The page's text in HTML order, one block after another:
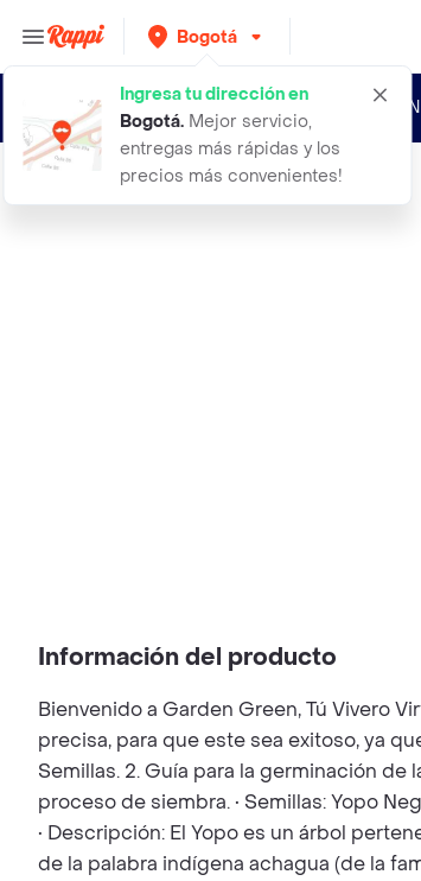
Bogotá
Ingresa tu dirección en
Bogotá. Mejor servicio,
entregas más rápidas y los
precios más convenientes!
60 semillas organicas de bonsai yop
Información del producto
Bienvenido a Garden Green, Tú Vivero
precisa, para que este sea exitoso, ya
Semillas. 2. Guía para la germinación
proceso de siembra. • Semillas: Yopo
• Descripción: El Yopo es un árbol
de la palabra indígena achagua (de la